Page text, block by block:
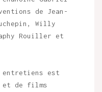
de Jean-
Willy
Rouiller et
entretiens est
et de films